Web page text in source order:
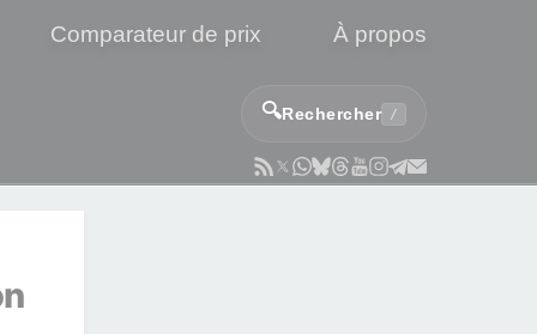
Comparateur de prix À propos
🔍Rechercher /